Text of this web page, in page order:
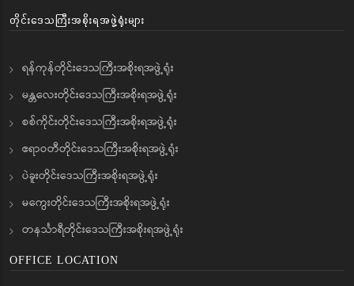
တိုင်းဒေသကြီးအစိုးရအဖွဲ့ရုံးများ
ရန်ကုန်တိုင်းဒေသကြီးအစိုးရအဖွဲ့ရုံး
မန္တလေးတိုင်းဒေသကြီးအစိုးရအဖွဲ့ရုံး
စစ်ကိုင်းတိုင်းဒေသကြီးအစိုးရအဖွဲ့ရုံး
ဧရာဝတီတိုင်းဒေသကြီးအစိုးရအဖွဲ့ရုံး
ပဲခူးတိုင်းဒေသကြီးအစိုးရအဖွဲ့ရုံး
မကွေးတိုင်းဒေသကြီးအစိုးရအဖွဲ့ရုံး
တနင်္သာရီတိုင်းဒေသကြီးအစိုးရအဖွဲ့ရုံး
OFFICE LOCATION